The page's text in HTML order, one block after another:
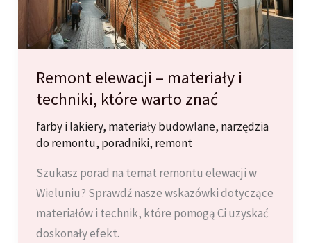
Remont elewacji – materiały i
techniki, które warto znać
farby i lakiery, materiały budowlane, narzędzia
do remontu, poradniki, remont
Szukasz porad na temat remontu elewacji w
Wieluniu? Sprawdź nasze wskazówki dotyczące
materiałów i technik, które pomogą Ci uzyskać
doskonały efekt.